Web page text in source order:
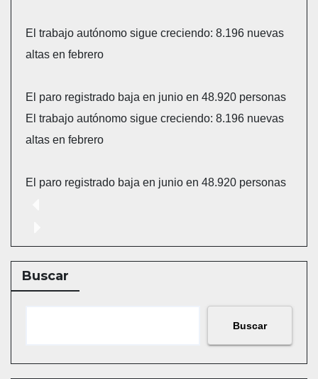
El trabajo autónomo sigue creciendo: 8.196 nuevas
altas en febrero
El paro registrado baja en junio en 48.920 personas
El trabajo autónomo sigue creciendo: 8.196 nuevas
altas en febrero
El paro registrado baja en junio en 48.920 personas
Buscar
Buscar